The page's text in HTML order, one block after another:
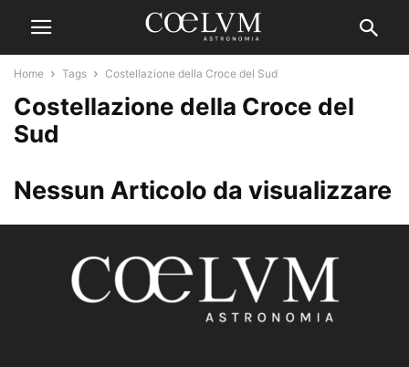
Home Tags Costellazione della Croce del Sud
Costellazione della Croce del
Sud
Nessun Articolo da visualizzare